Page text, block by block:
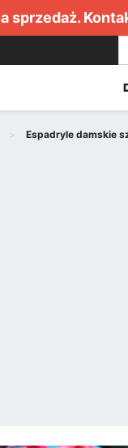
sprzedaż.
Espadryle damskie